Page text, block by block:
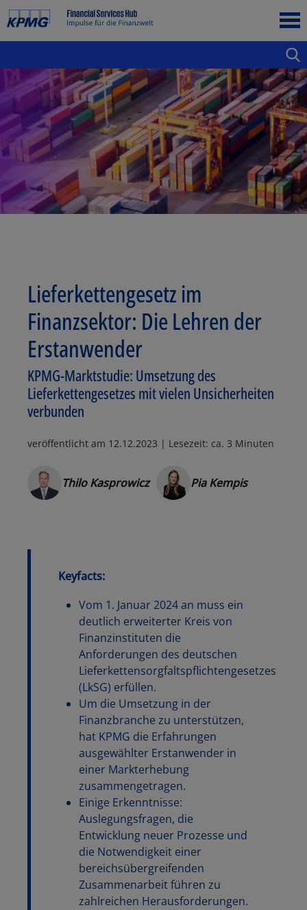
Lieferkettengesetz im
Finanzsektor: Die Lehren der
Erstanwender
KPMG-Marktstudie: Umsetzung des
Lieferkettengesetzes mit vielen Unsicherheiten
verbunden
veröffentlicht am 12.12.2023 | Lesezeit: ca. 3 Minuten
Thilo Kasprowicz Pia Kempis
Keyfacts:
Vom 1. Januar 2024 an muss ein
deutlich erweiterter Kreis von
Finanzinstituten die
Anforderungen des deutschen
Lieferkettensorgfaltspflichtengesetzes
(LkSG) erfüllen.
Um die Umsetzung in der
Finanzbranche zu unterstützen,
hat KPMG die Erfahrungen
ausgewählter Erstanwender in
einer Markterhebung
zusammengetragen.
Einige Erkenntnisse:
Auslegungsfragen, die
Entwicklung neuer Prozesse und
die Notwendigkeit einer
bereichsübergreifenden
Zusammenarbeit führen zu
zahlreichen Herausforderungen.